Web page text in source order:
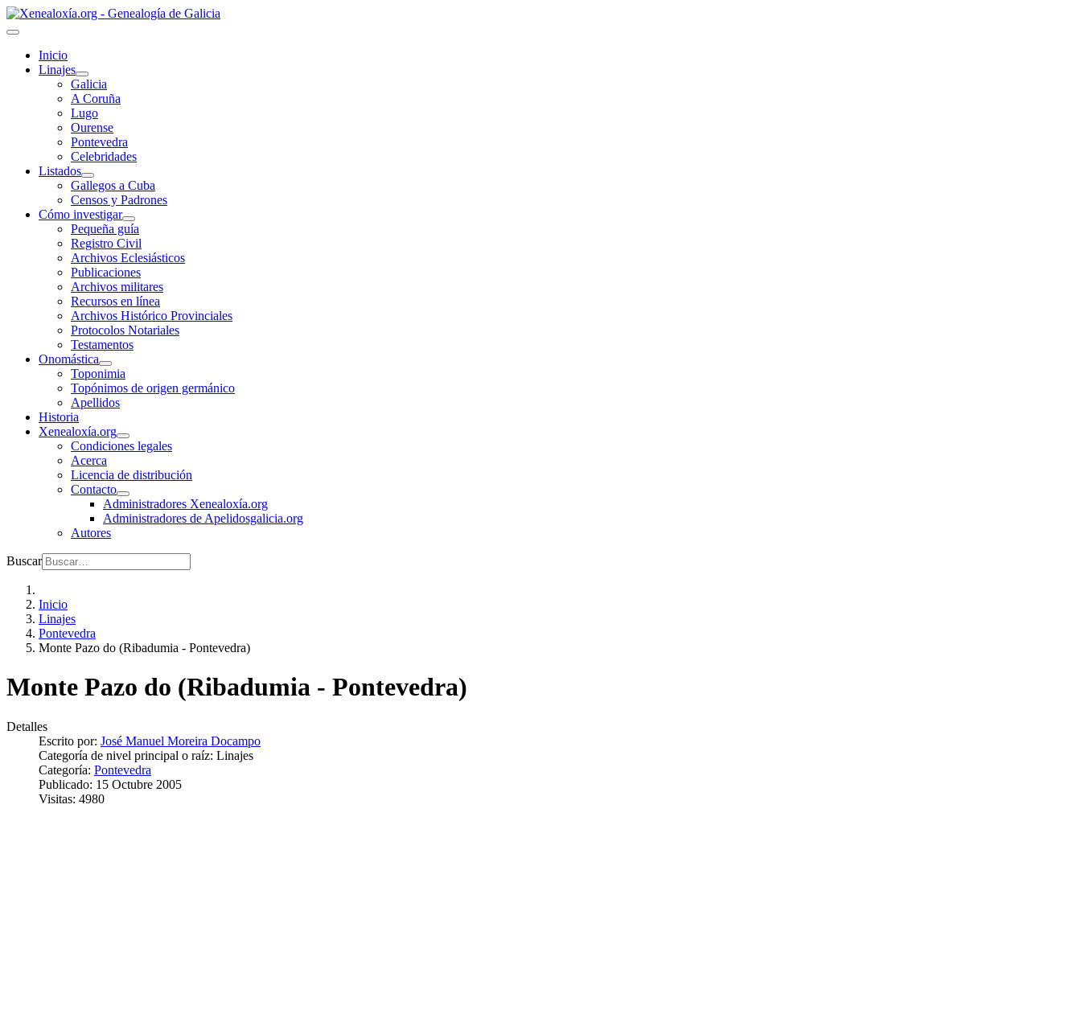
Inicio
Linajes
Galicia
A Coruña
Lugo
Ourense
Pontevedra
Celebridades
Listados
Gallegos a Cuba
Censos y Padrones
Cómo investigar
Pequeña guía
Registro Civil
Archivos Eclesiásticos
Publicaciones
Archivos militares
Recursos en línea
Archivos Histórico Provinciales
Protocolos Notariales
Testamentos
Onomástica
Toponimia
Topónimos de origen germánico
Apellidos
Historia
Xenealoxía.org
Condiciones legales
Acerca
Licencia de distribución
Contacto
Administradores Xenealoxía.org
Administradores de Apelidosgalicia.org
Autores
Buscar
Inicio
Linajes
Pontevedra
Monte Pazo do (Ribadumia - Pontevedra)
Monte Pazo do (Ribadumia - Pontevedra)
Detalles
Escrito por: José Manuel Moreira Docampo
Categoría de nivel principal o raíz: Linajes
Categoría: Pontevedra
Publicado: 15 Octubre 2005
Visitas: 4980